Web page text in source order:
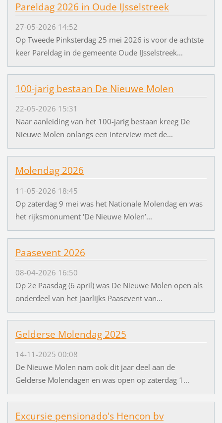
Pareldag 2026 in Oude IJsselstreek
27-05-2026 14:52
Op Tweede Pinksterdag 25 mei 2026 is voor de achtste
keer Pareldag in de gemeente Oude IJsselstreek...
100-jarig bestaan De Nieuwe Molen
22-05-2026 15:31
Naar aanleiding van het 100-jarig bestaan kreeg De
Nieuwe Molen onlangs een interview met de...
Molendag 2026
11-05-2026 18:45
Op zaterdag 9 mei was het Nationale Molendag en was
het rijksmonument ‘De Nieuwe Molen’...
Paasevent 2026
08-04-2026 16:50
Op 2e Paasdag (6 april) was De Nieuwe Molen open als
onderdeel van het jaarlijks Paasevent van...
Gelderse Molendag 2025
14-11-2025 00:08
De Nieuwe Molen nam ook dit jaar deel aan de
Gelderse Molendagen en was open op zaterdag 1...
Excursie pensionado's Hencon bv